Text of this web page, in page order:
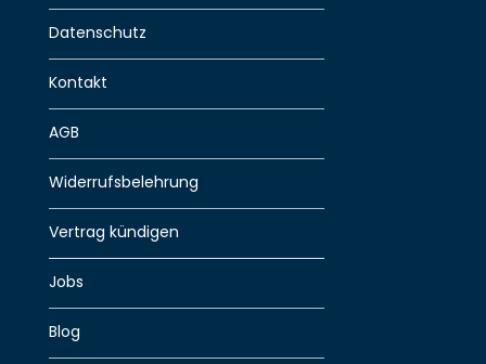
Datenschutz
Kontakt
AGB
Widerrufsbelehrung
Vertrag kündigen
Jobs
Blog